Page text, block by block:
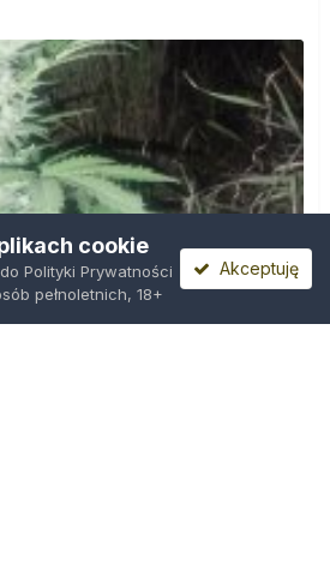
cookie
Polityki Prywatności
pełnoletnich, 18+
Akceptuję